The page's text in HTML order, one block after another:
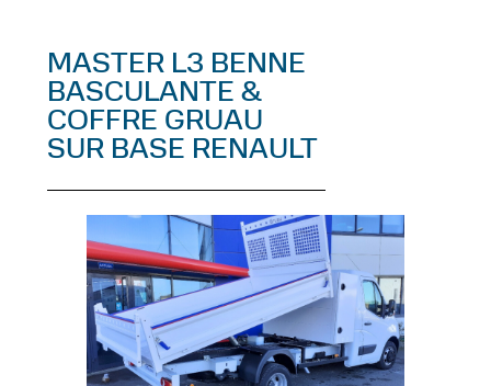
MASTER L3 BENNE
BASCULANTE &
COFFRE GRUAU
SUR BASE RENAULT